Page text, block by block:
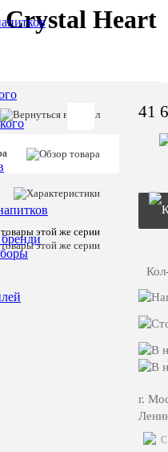
Crystal Heart
этой же серии
Артикул:
товара:
стаканов
Заказать
товара
Все
товара
(Чехия,
41
г.